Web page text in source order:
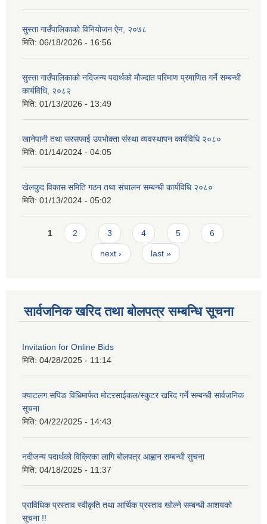
सुस्ता गाउँपालिकाको विनियोजन ऐन, २०७८
मिति: 06/18/2026 - 16:56
सुस्ता गाउँपालिकाको नदिजन्य पदार्थको मौज्दात परिमाण प्रमाणित गर्ने सम्बन्धी
कार्यविधि, २०८२
मिति: 01/13/2026 - 13:49
खानेपानी तथा सरसफाई उपभोक्ता संस्था व्यवस्थापन कार्यविधि २०८०
मिति: 01/14/2024 - 04:05
खेलकुद विकास समिति गठन तथा संचालन सम्बन्धी कार्यविधि २०८०
मिति: 01/13/2024 - 05:02
Pages
1 2 3 4 5 6
next › last »
सार्वजनिक खरिद तथा बोलपत्र सम्बन्धि सूचना
Invitation for Online Bids
मिति: 04/28/2025 - 11:14
क्याटलग सपिङ विधिमार्फत मोटरसाईकल/स्कुटर खरिद गर्ने सम्बन्धी सार्वजनिक
सूचना
मिति: 04/22/2025 - 14:43
नदीजन्य पदार्थको विक्रिका लागि बोलपत्र आह्वान सम्बन्धी सुचना
मिति: 04/18/2025 - 11:37
प्राविधिक प्रस्ताव स्वीकृति तथा आर्थिक प्रस्ताव खोल्ने सम्बन्धी आशयको
सूचना !!